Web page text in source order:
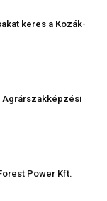
keres a Kozák-
Agrárszakképzési
Power Kft.